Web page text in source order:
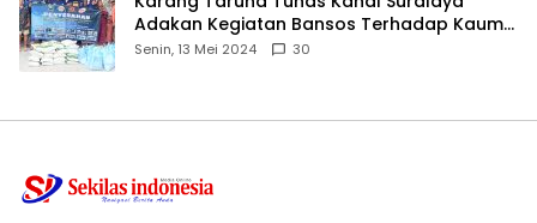
Adakan Kegiatan Bansos Terhadap Kaum
Dhuafa dan Anak Yatim-Piatu
Senin, 13 Mei 2024 30